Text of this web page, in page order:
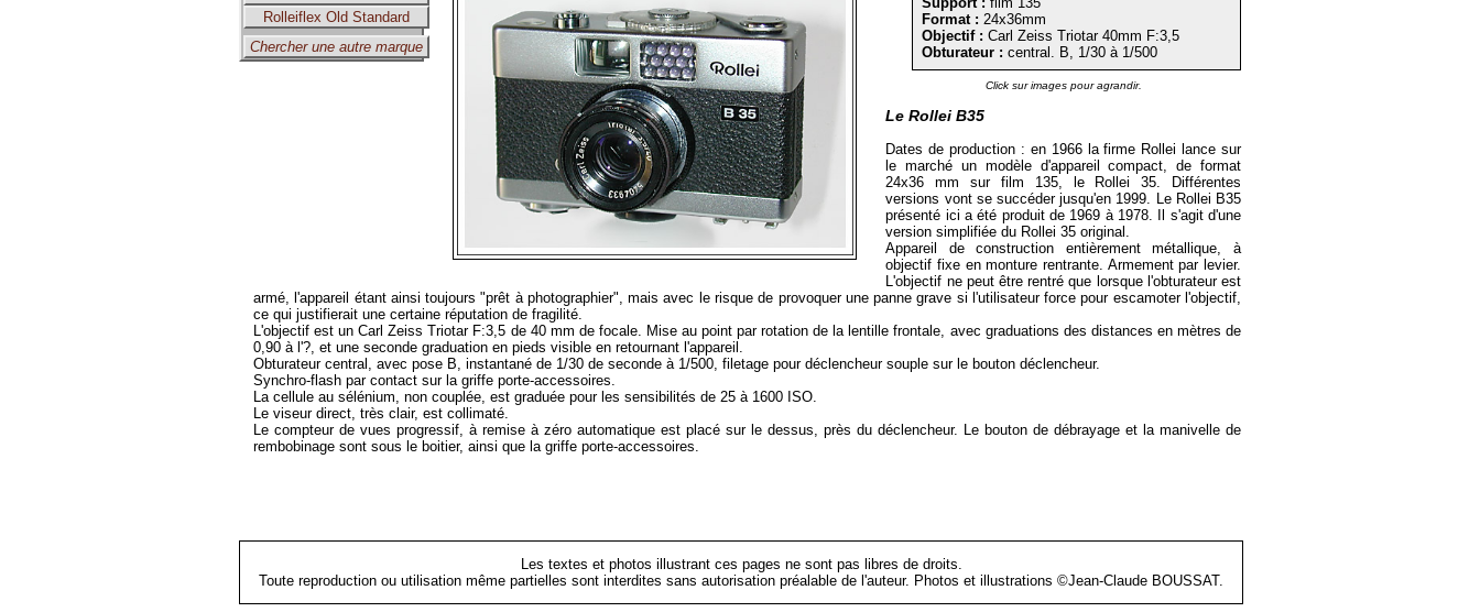
Rolleiflex Old Standard
Chercher une autre marque
Format : 24x36mm
Objectif : Carl Zeiss Triotar 40mm F:3,5
Obturateur : central. B, 1/30 à 1/500
Click sur images pour agrandir.
Le Rollei B35
Dates de production : en 1966 la firme Rollei lance sur
le marché un modèle d'appareil compact, de format
24x36 mm sur film 135, le Rollei 35. Différentes
versions vont se succéder jusqu'en 1999. Le Rollei B35
présenté ici a été produit de 1969 à 1978. Il s'agit d'une
version simplifiée du Rollei 35 original.
Appareil de construction entièrement métallique, à
objectif fixe en monture rentrante. Armement par levier.
L'objectif ne peut être rentré que lorsque l'obturateur est
armé, l'appareil étant ainsi toujours "prêt à photographier", mais avec le risque de provoquer une panne grave si l'utilisateur force pour escamoter l'objectif,
ce qui justifierait une certaine réputation de fragilité.
L'objectif est un Carl Zeiss Triotar F:3,5 de 40 mm de focale. Mise au point par rotation de la lentille frontale, avec graduations des distances en mètres de
0,90 à l'?, et une seconde graduation en pieds visible en retournant l'appareil.
Obturateur central, avec pose B, instantané de 1/30 de seconde à 1/500, filetage pour déclencheur souple sur le bouton déclencheur.
Synchro-flash par contact sur la griffe porte-accessoires.
La cellule au sélénium, non couplée, est graduée pour les sensibilités de 25 à 1600 ISO.
Le viseur direct, très clair, est collimaté.
Le compteur de vues progressif, à remise à zéro automatique est placé sur le dessus, près du déclencheur. Le bouton de débrayage et la manivelle de
rembobinage sont sous le boitier, ainsi que la griffe porte-accessoires.
Les textes et photos illustrant ces pages ne sont pas libres de droits.
Toute reproduction ou utilisation même partielles sont interdites sans autorisation préalable de l'auteur. Photos et illustrations ©Jean-Claude BOUSSAT.